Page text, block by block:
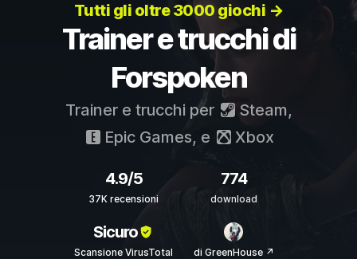
Tutti gli oltre 3000 giochi →
Trainer e trucchi di
Forspoken
Trainer e trucchi per Steam,
Epic Games, e Xbox
4.9/5
37K recensioni
774
download
Sicuro
Scansione VirusTotal di GreenHouse ↗